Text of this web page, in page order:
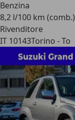
Benzina
8,2 l/100 km (comb.)
Rivenditore
IT 10143Torino - To